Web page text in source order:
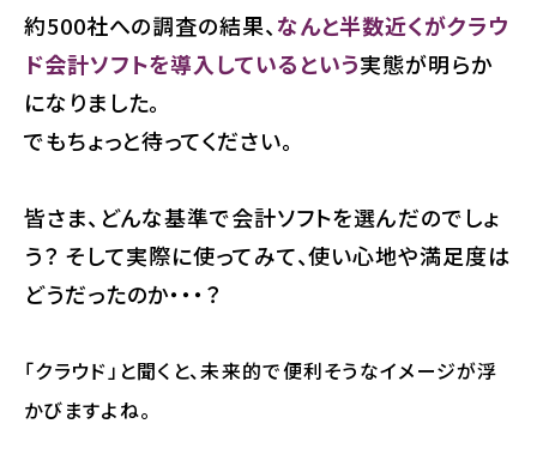
約500社への調査の結果、なんと半数近くがクラウ
ド会計ソフトを導入しているという実態が明らか
になりました。
でもちょっと待ってください。
皆さま、どんな基準で会計ソフトを選んだのでしょ
う？ そして実際に使ってみて、使い心地や満足度は
どうだったのか・・・？
「クラウド」と聞くと、未来的で便利そうなイメージが浮
かびますよね。